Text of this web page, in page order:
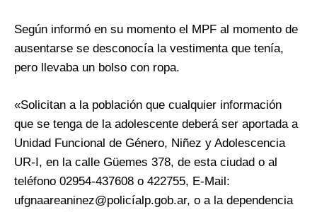
Según informó en su momento el MPF al momento de
ausentarse se desconocía la vestimenta que tenía,
pero llevaba un bolso con ropa.
«Solicitan a la población que cualquier información
que se tenga de la adolescente deberá ser aportada a
Unidad Funcional de Género, Niñez y Adolescencia
UR-I, en la calle Güemes 378, de esta ciudad o al
teléfono 02954-437608 o 422755, E-Mail:
ufgnaareaninez@policíalp.gob.ar, o a la dependencia